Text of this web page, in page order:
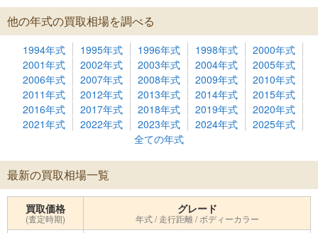
他の年式の買取相場を調べる
1994年式 1995年式 1996年式 1998年式
2000年式
2001年式
2002年式 2003年式 2004年式
2005年式
2006年式
2007年式 2008年式 2009年式
2010年式
2011年式
2012年式 2013年式 2014年式
2015年式
2016年式
2017年式 2018年式 2019年式
2020年式
2021年式
2022年式 2023年式 2024年式
2025年式
全ての年式
最新の買取相場一覧
買取価格
(査定時期)
グレード
年式 / 走行距離 / ボディーカラー